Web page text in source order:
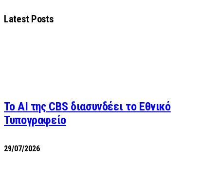
Latest Posts
Το AI της CBS διασυνδέει το Εθνικό
Τυπογραφείο
29/07/2026